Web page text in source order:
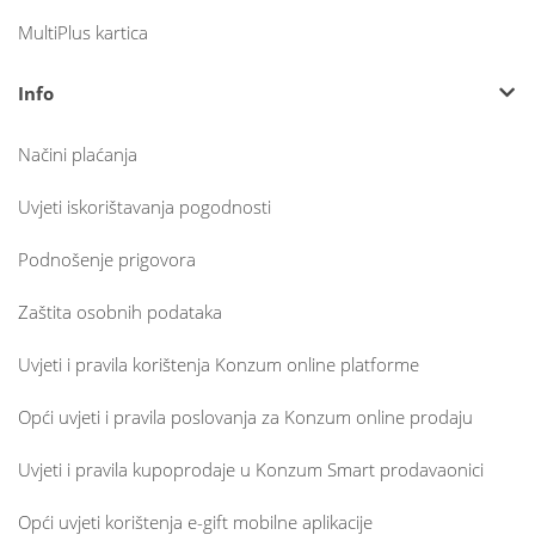
MultiPlus kartica
Info
Načini plaćanja
Uvjeti iskorištavanja pogodnosti
Podnošenje prigovora
Zaštita osobnih podataka
Uvjeti i pravila korištenja Konzum online platforme
Opći uvjeti i pravila poslovanja za Konzum online prodaju
Uvjeti i pravila kupoprodaje u Konzum Smart prodavaonici
Opći uvjeti korištenja e-gift mobilne aplikacije